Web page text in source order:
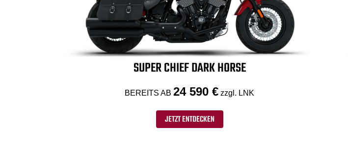
SUPER CHIEF DARK HORSE
BEREITS AB 24 590 € zzgl. LNK
JETZT ENTDECKEN